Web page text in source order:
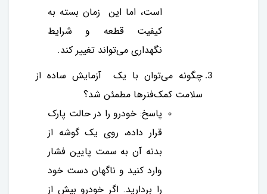
است، اما این زمان بسته به
کیفیت قطعه و شرایط
نگهداری می‌تواند تغییر کند.
چگونه می‌توان با یک آزمایش ساده از
سلامت کمک‌فنرها مطمئن شد؟
پاسخ: خودرو را در حالت پارک
قرار داده، روی یک گوشه از
بدنه آن به سمت پایین فشار
وارد کنید و ناگهان دست خود
را بردارید. اگر خودرو بیش از